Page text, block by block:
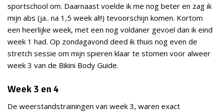
sportschool om. Daarnaast voelde ik me nog beter en zag ik
mijn abs (ja.. na 1,5 week al!!) tevoorschijn komen. Kortom
een heerlijke week, met een nog voldaner gevoel dan ik eind
week 1 had. Op zondagavond deed ik thuis nog even de
stretch sessie om mijn spieren klaar te stomen voor alweer
week 3 van de Bikini Body Guide.
Week 3 en 4
De weerstandstrainingen van week 3, waren exact